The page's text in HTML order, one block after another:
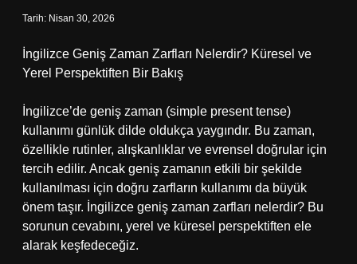
Tarih: Nisan 30, 2026
İngilizce Geniş Zaman Zarfları Nelerdir? Küresel ve
Yerel Perspektiften Bir Bakış
İngilizce’de geniş zaman (simple present tense)
kullanımı günlük dilde oldukça yaygındır. Bu zaman,
özellikle rutinler, alışkanlıklar ve evrensel doğrular için
tercih edilir. Ancak geniş zamanın etkili bir şekilde
kullanılması için doğru zarfların kullanımı da büyük
önem taşır. İngilizce geniş zaman zarfları nelerdir? Bu
sorunun cevabını, yerel ve küresel perspektiften ele
alarak keşfedeceğiz.